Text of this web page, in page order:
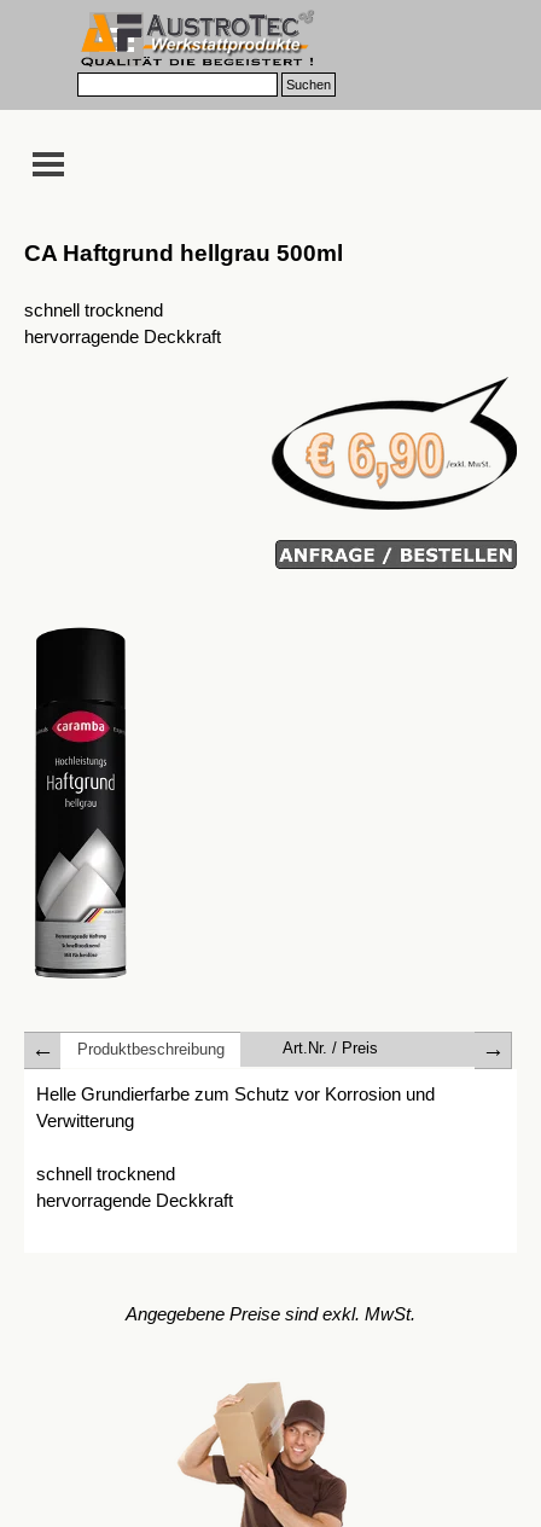
Direkt zum Seiteninhalt
Suchen
Menü überspringen
CA Haftgrund hellgrau 500ml
schnell trocknend
hervorragende Deckkraft
Produktbeschreibung Art.Nr. / Preis
Helle Grundierfarbe zum Schutz vor Korrosion und
Verwitterung
schnell trocknend
hervorragende Deckkraft
Angegebene Preise sind exkl. MwSt.